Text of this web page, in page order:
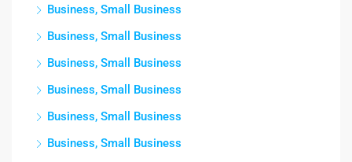
Business, Small Business
Business, Small Business
Business, Small Business
Business, Small Business
Business, Small Business
Business, Small Business